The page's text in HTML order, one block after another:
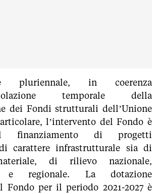
pluriennale, in coerenza
temporale della
dei Fondi strutturali dell’Unione
l’intervento del Fondo è
finanziamento di progetti
carattere infrastrutturale sia di
di rilievo nazionale,
e regionale. La dotazione
Fondo per il periodo 2021-2027 è